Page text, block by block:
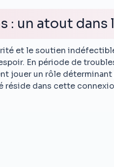
: un atout
et le soutien
En période de
jouer un rôle
réside dans cette